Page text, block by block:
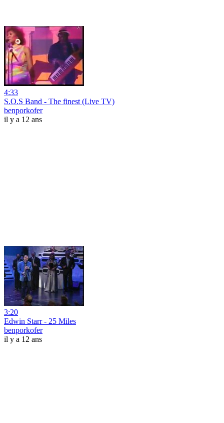
4:33
S.O.S Band - The finest (Live TV)
benporkofer
il y a 12 ans
3:20
Edwin Starr - 25 Miles
benporkofer
il y a 12 ans